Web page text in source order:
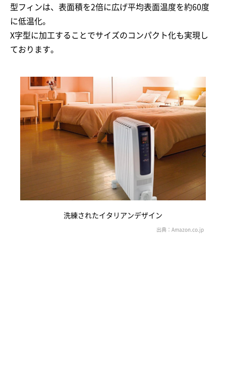
型フィンは、表面積を2倍に広げ平均表面温度を約60度
に低温化。
X字型に加工することでサイズのコンパクト化も実現し
ております。
洗練されたイタリアンデザイン